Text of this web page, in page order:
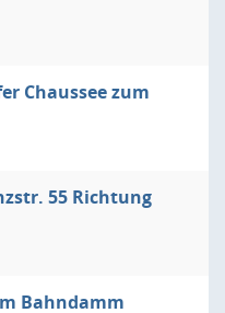
Chaussee zum
55 Richtung
Bahndamm